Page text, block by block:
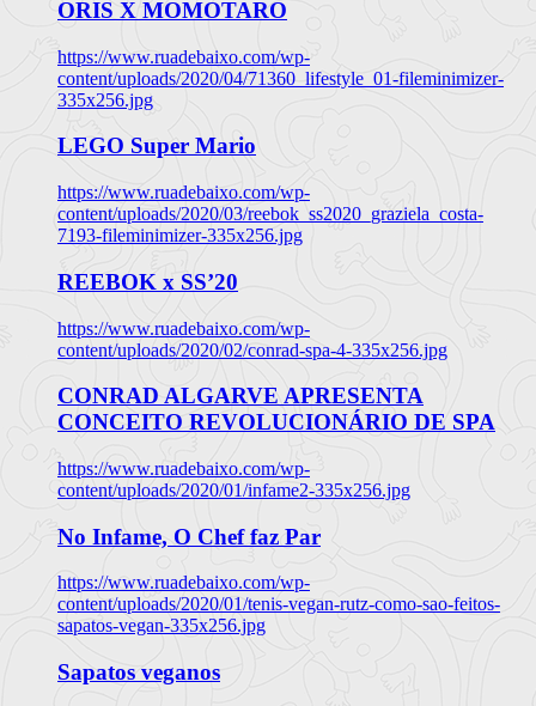
ORIS X MOMOTARO
https://www.ruadebaixo.com/wp-
content/uploads/2020/04/71360_lifestyle_01-fileminimizer-
335x256.jpg
LEGO Super Mario
https://www.ruadebaixo.com/wp-
content/uploads/2020/03/reebok_ss2020_graziela_costa-
7193-fileminimizer-335x256.jpg
REEBOK x SS’20
https://www.ruadebaixo.com/wp-
content/uploads/2020/02/conrad-spa-4-335x256.jpg
CONRAD ALGARVE APRESENTA
CONCEITO REVOLUCIONÁRIO DE SPA
https://www.ruadebaixo.com/wp-
content/uploads/2020/01/infame2-335x256.jpg
No Infame, O Chef faz Par
https://www.ruadebaixo.com/wp-
content/uploads/2020/01/tenis-vegan-rutz-como-sao-feitos-
sapatos-vegan-335x256.jpg
Sapatos veganos